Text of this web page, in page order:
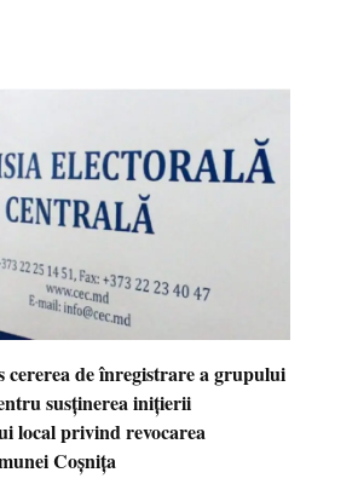
cererea de înregistrare a grupului
susținerea inițierii
local privind revocarea
Coșnița